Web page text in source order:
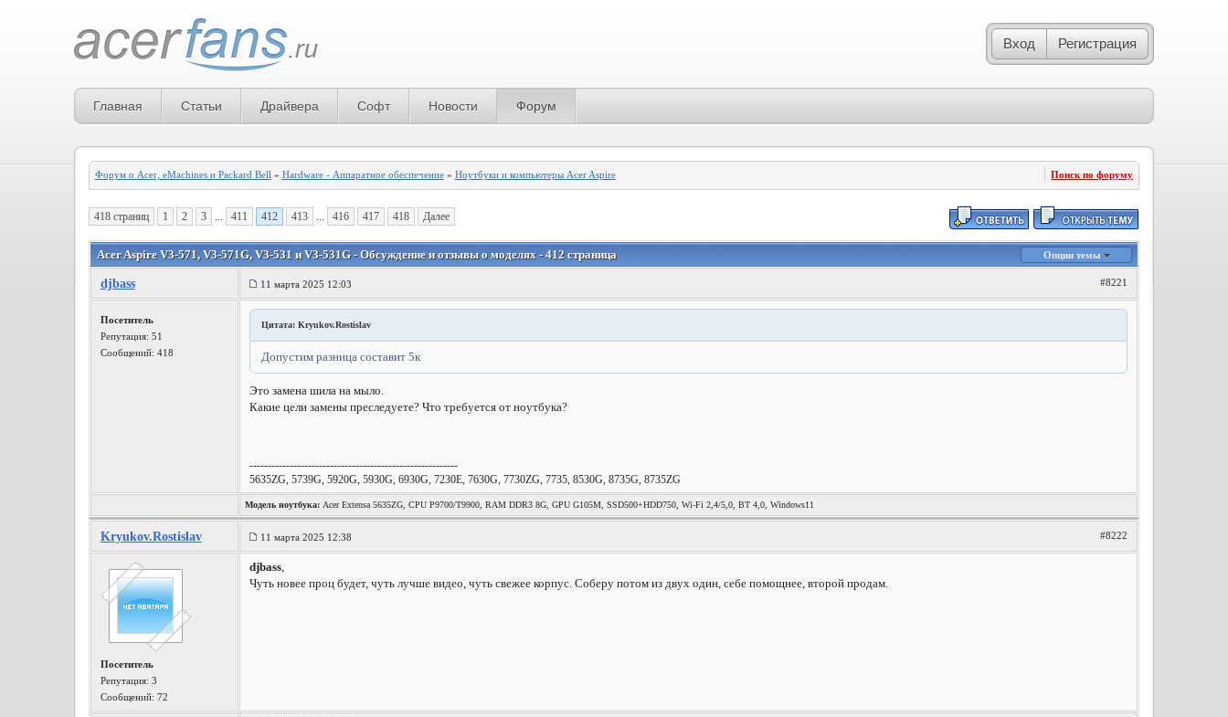
Вход Регистрация
Главная Статьи Драйвера Софт Новости Форум
Форум о Acer, eMachines и Packard Bell » Hardware - Аппаратное обеспечение» Ноутбуки и компьютеры Acer Aspire Поиск по форуму
418 страниц 1 2 3 ... 411 412 413 ... 416 417 418 Далее
Acer Aspire V3-571, V3-571G, V3-531 и V3-531G - Обсуждение и отзывы о моделях - 412 страница Опции темы
djbass 11 марта 2025 12:03 #8221
Посетитель
Репутация: 51
Сообщений: 418
Цитата: Kryukov.Rostislav
Допустим разница составит 5к
Это замена шила на мыло.
Какие цели замены преследуете? Что требуется от ноутбука?
---------------------------------------------------------
5635ZG, 5739G, 5920G, 5930G, 6930G, 7230E, 7630G, 7730ZG, 7735, 8530G, 8735G, 8735ZG
Модель ноутбука:Acer Extensa 5635ZG, CPU P9700/T9900, RAM DDR3 8G, GPU G105M, SSD500+HDD750, Wi-Fi 2,4/5,0, BT 4,0, Windows11
Kryukov.Rostislav 11 марта 2025 12:38 #8222
Посетитель
Репутация: 3
Сообщений: 72
djbass,
Чуть новее проц будет, чуть лучше видео, чуть свежее корпус. Соберу потом из двух один, себе помощнее, второй продам.